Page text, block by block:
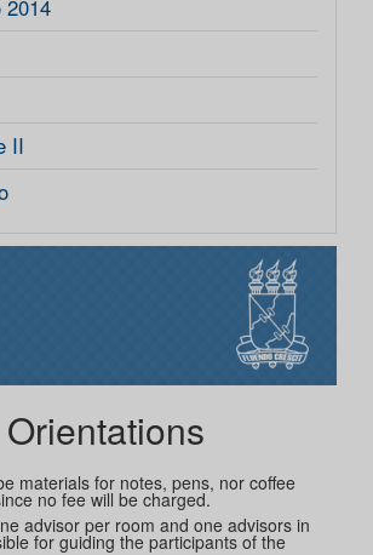
2014
II
materials for notes, pens, nor coffee
no fee will be charged.
advisor per room and one advisors in
for guiding the participants of the